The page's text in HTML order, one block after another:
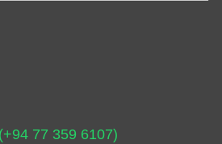
77 359 6107)